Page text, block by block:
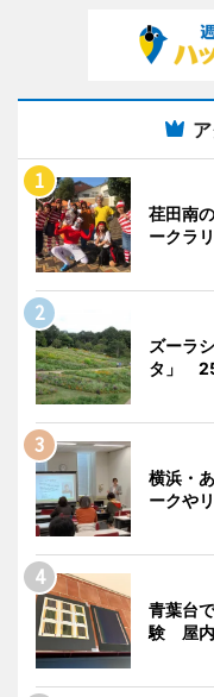
荏田南
ークラ
ズーラ
タ」
横浜・
ークや
青葉台
験 屋内